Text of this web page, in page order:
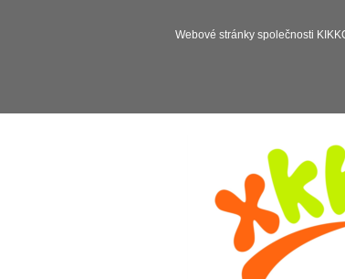
Webové stránky společnosti